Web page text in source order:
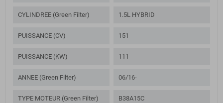
CYLINDREE (Green Filter) 1.5L HYBRID
PUISSANCE (CV) 151
PUISSANCE (KW) 111
ANNEE (Green Filter) 06/16-
TYPE MOTEUR (Green Filter) B38A15C